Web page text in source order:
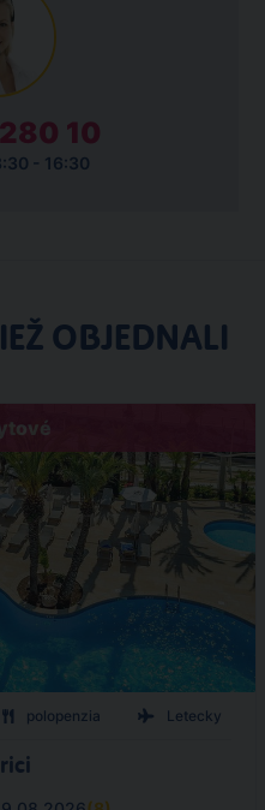
10
- 16:30
OBJEDNALI
polopenzia Letecky